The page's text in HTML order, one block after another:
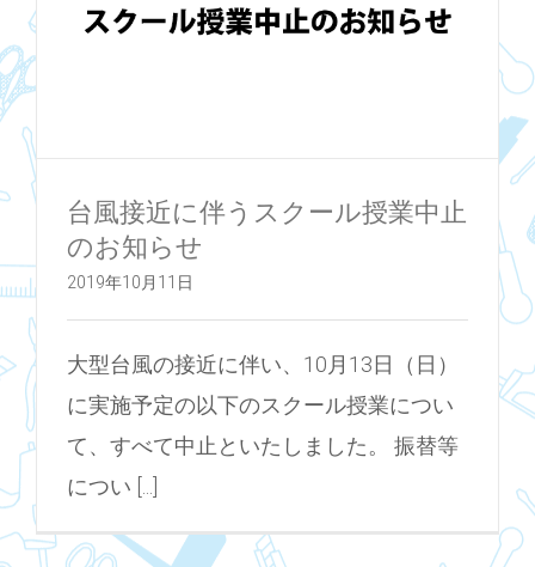
台風接近に伴うスクール授業中止
のお知らせ
2019年10月11日
大型台風の接近に伴い、10月13日（日）
に実施予定の以下のスクール授業につい
て、すべて中止といたしました。 振替等
につい [...]